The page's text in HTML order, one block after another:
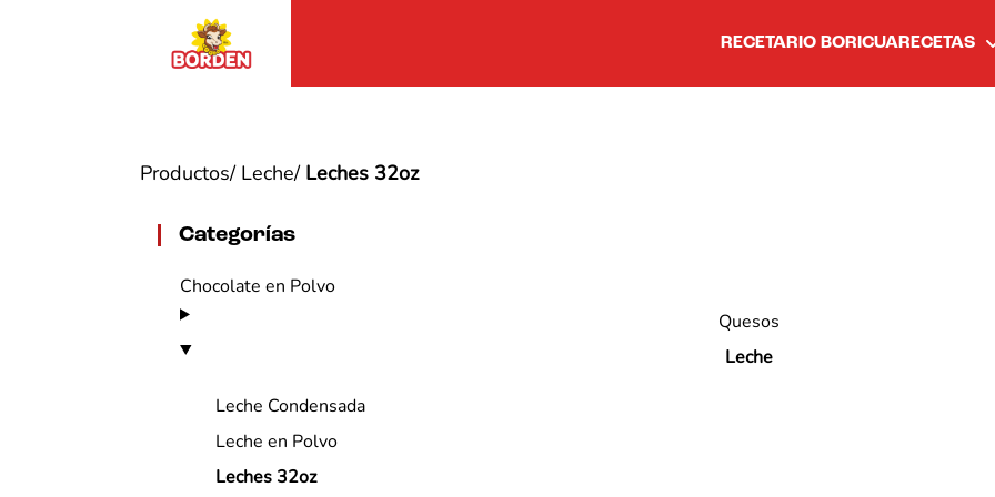
RECETARIO BORICUARECETAS
Productos/ Leche/ Leches 32oz
Categorías
Chocolate en Polvo
Quesos
Leche
Leche Condensada
Leche en Polvo
Leches 32oz